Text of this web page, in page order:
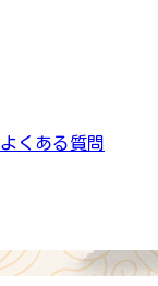
よくある質問